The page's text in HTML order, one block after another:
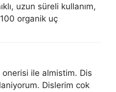
uzun süreli kullanım,
organik uç
ile almistim. Dis
Dislerim cok